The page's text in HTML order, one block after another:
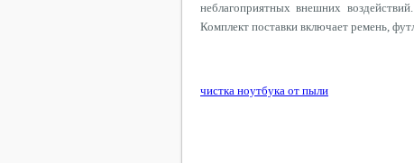
неблагоприятных внешних
Комплект поставки включает ремень,
чистка ноутбука от пыли